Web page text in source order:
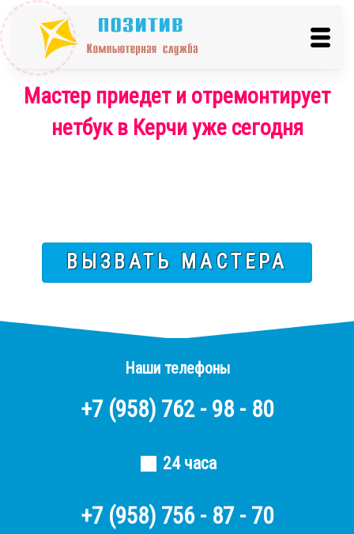
Мастер приедет и отремонтирует
нетбук в Керчи уже сегодня
ВЫЗВАТЬ МАСТЕРА
Наши телефоны
+7 (958) 762 - 98 - 80
24 часа
+7 (958) 756 - 87 - 70